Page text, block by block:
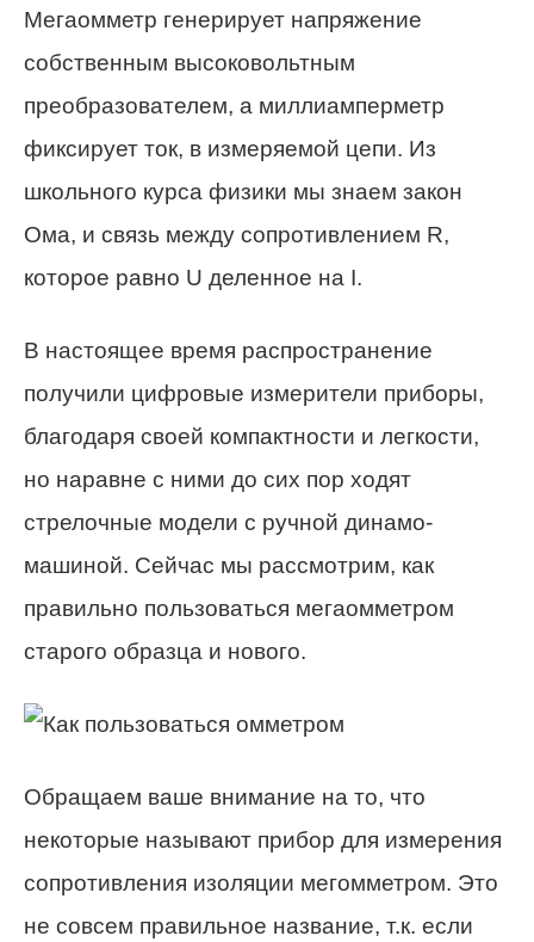
Мегаомметр генерирует напряжение
собственным высоковольтным
преобразователем, а миллиамперметр
фиксирует ток, в измеряемой цепи. Из
школьного курса физики мы знаем закон
Ома, и связь между сопротивлением R,
которое равно U деленное на I.
В настоящее время распространение
получили цифровые измерители приборы,
благодаря своей компактности и легкости,
но наравне с ними до сих пор ходят
стрелочные модели с ручной динамо-
машиной. Сейчас мы рассмотрим, как
правильно пользоваться мегаомметром
старого образца и нового.
Обращаем ваше внимание на то, что
некоторые называют прибор для измерения
сопротивления изоляции мегомметром. Это
не совсем правильное название, т.к. если